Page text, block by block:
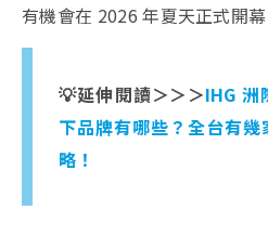
有機會在 2026 年夏天正式開幕
💡延伸閱讀＞＞＞IHG 洲
下品牌有哪些？全台有
略！